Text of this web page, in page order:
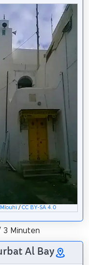
Mlouhi /CC BY-SA 4.0
3 Minuten
Al Bay